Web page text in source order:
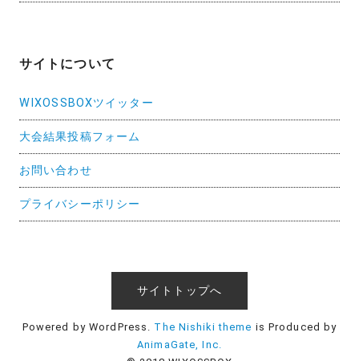
サイトについて
WIXOSSBOXツイッター
大会結果投稿フォーム
お問い合わせ
プライバシーポリシー
サイトトップへ
Powered by WordPress. The Nishiki theme is Produced by
AnimaGate, Inc.